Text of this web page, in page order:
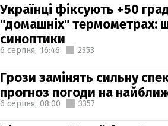
Українці фіксують +50
"домашніх" термометрах:
синоптики
6 серпня, 16:46 2353
Грози замінять сильну
прогноз погоди на
6 серпня, 08:00 3357